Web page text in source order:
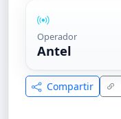
Operador
Antel
Compartir